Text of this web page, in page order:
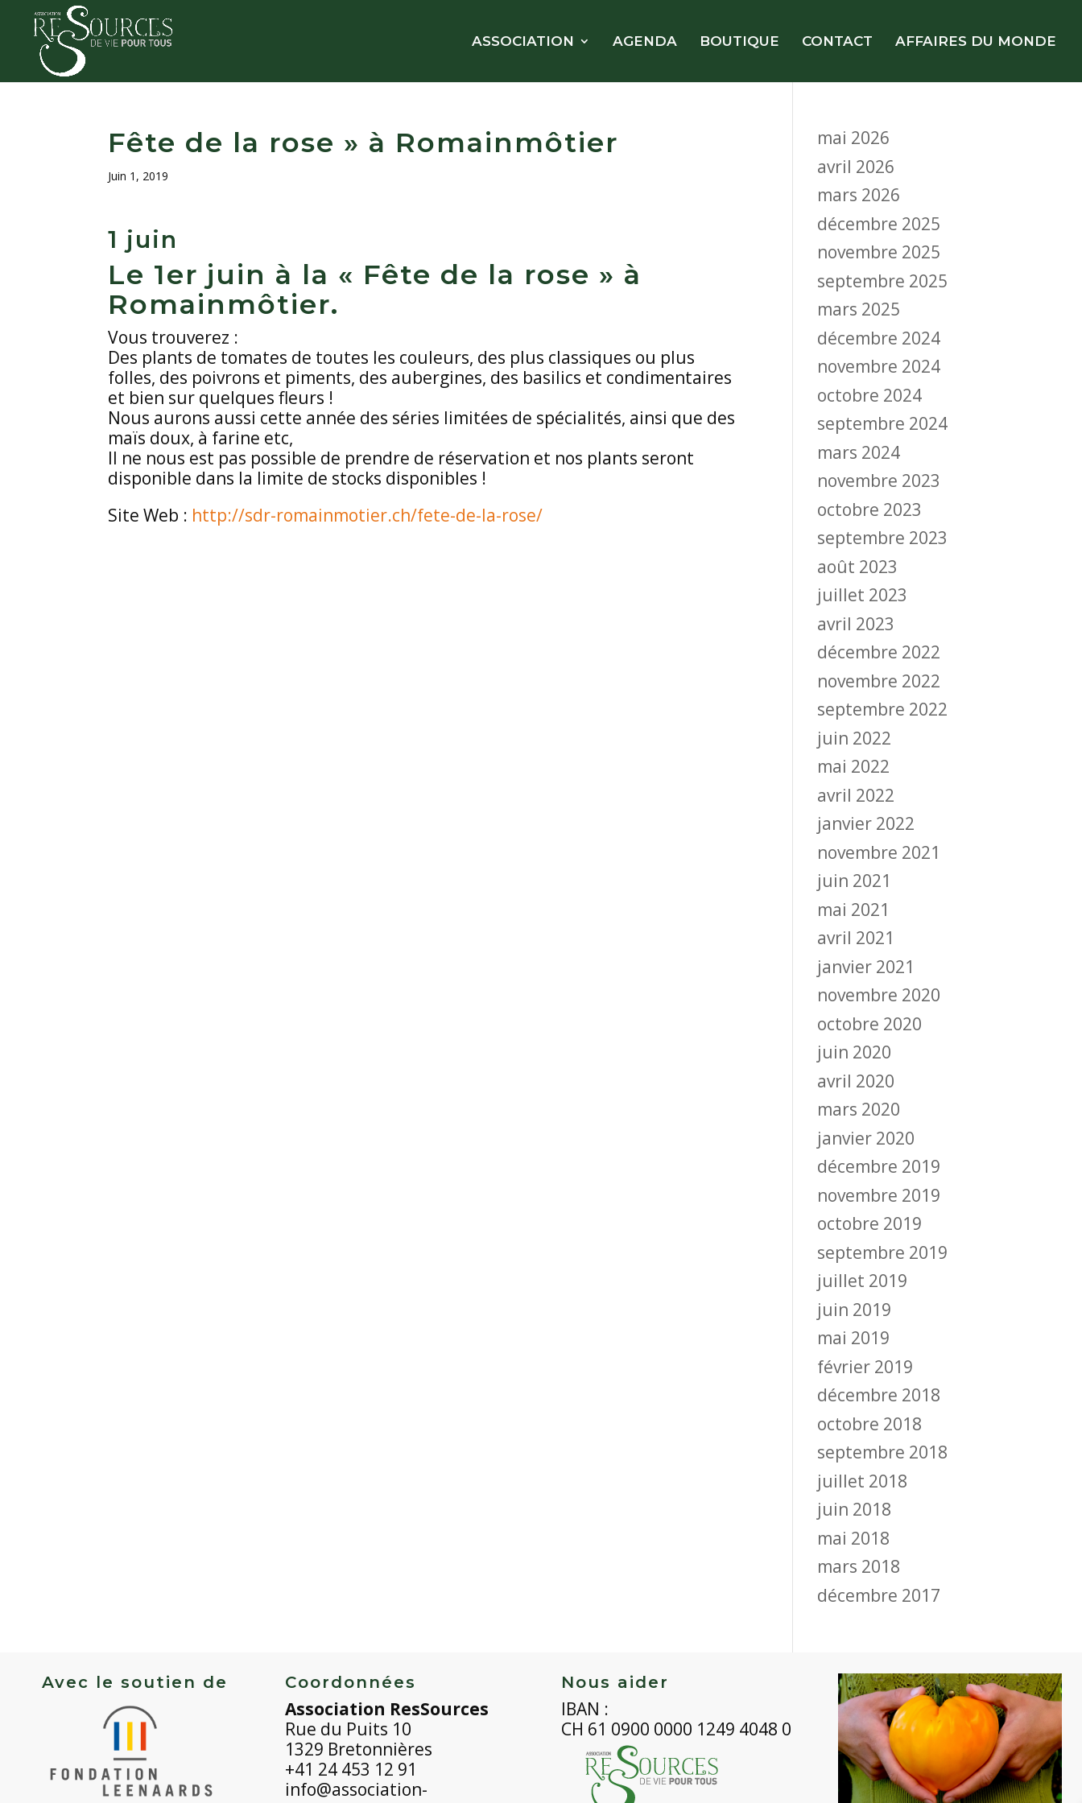
ASSOCIATION AGENDA BOUTIQUE CONTACT AFFAIRES DU MONDE
Fête de la rose » à Romainmôtier
Juin 1, 2019
1 juin
Le 1er juin à la « Fête de la rose » à
Romainmôtier.
Vous trouverez :
Des plants de tomates de toutes les couleurs, des plus classiques ou plus
folles, des poivrons et piments, des aubergines, des basilics et condimentaires
et bien sur quelques fleurs !
Nous aurons aussi cette année des séries limitées de spécialités, ainsi que des
maïs doux, à farine etc,
Il ne nous est pas possible de prendre de réservation et nos plants seront
disponible dans la limite de stocks disponibles !
Site Web : http://sdr-romainmotier.ch/fete-de-la-rose/
mai 2026
avril 2026
mars 2026
décembre 2025
novembre 2025
septembre 2025
mars 2025
décembre 2024
novembre 2024
octobre 2024
septembre 2024
mars 2024
novembre 2023
octobre 2023
septembre 2023
août 2023
juillet 2023
avril 2023
décembre 2022
novembre 2022
septembre 2022
juin 2022
mai 2022
avril 2022
janvier 2022
novembre 2021
juin 2021
mai 2021
avril 2021
janvier 2021
novembre 2020
octobre 2020
juin 2020
avril 2020
mars 2020
janvier 2020
décembre 2019
novembre 2019
octobre 2019
septembre 2019
juillet 2019
juin 2019
mai 2019
février 2019
décembre 2018
octobre 2018
septembre 2018
juillet 2018
juin 2018
mai 2018
mars 2018
décembre 2017
Avec le soutien de Coordonnées
Association ResSources
Rue du Puits 10
1329 Bretonnières
+41 24 453 12 91
info@association-
Nous aider
IBAN :
CH 61 0900 0000 1249 4048 0